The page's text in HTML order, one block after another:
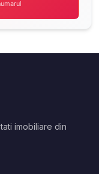
imobiliare din